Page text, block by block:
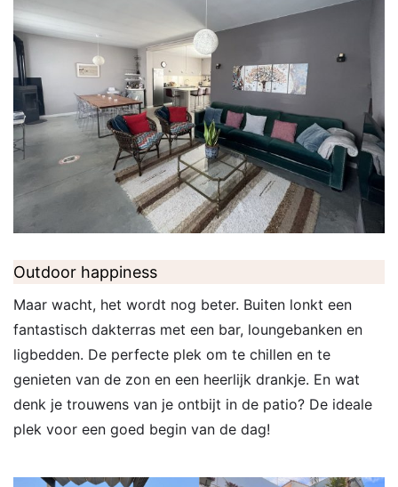
Outdoor happiness
Maar wacht, het wordt nog beter. Buiten lonkt een
fantastisch dakterras met een bar, loungebanken en
ligbedden. De perfecte plek om te chillen en te
genieten van de zon en een heerlijk drankje. En wat
denk je trouwens van je ontbijt in de patio? De ideale
plek voor een goed begin van de dag!